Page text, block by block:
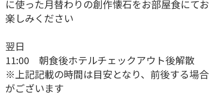
に使った月替わりの創作懐石をお部屋食にてお
楽しみください
翌日
11:00 朝食後ホテルチェックアウト後解散
※上記記載の時間は目安となり、前後する場合
がございます